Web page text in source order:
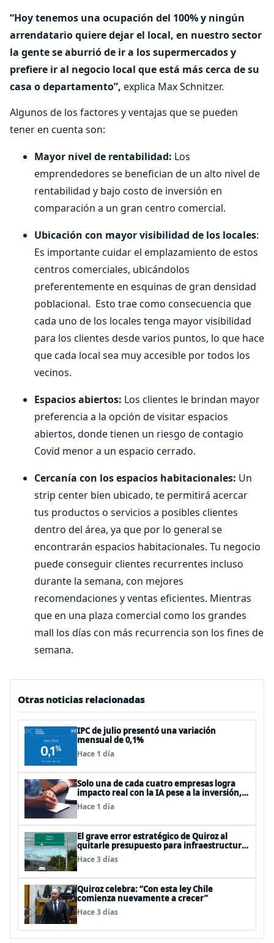
“Hoy tenemos una ocupación del 100% y ningún
arrendatario quiere dejar el local, en nuestro sector
la gente se aburrió de ir a los supermercados y
prefiere ir al negocio local que está más cerca de su
casa o departamento”, explica Max Schnitzer.
Algunos de los factores y ventajas que se pueden
tener en cuenta son:
Mayor nivel de rentabilidad: Los
emprendedores se benefician de un alto nivel de
rentabilidad y bajo costo de inversión en
comparación a un gran centro comercial.
Ubicación con mayor visibilidad de los locales:
Es importante cuidar el emplazamiento de estos
centros comerciales, ubicándolos
preferentemente en esquinas de gran densidad
poblacional. Esto trae como consecuencia que
cada uno de los locales tenga mayor visibilidad
para los clientes desde varios puntos, lo que hace
que cada local sea muy accesible por todos los
vecinos.
Espacios abiertos: Los clientes le brindan mayor
preferencia a la opción de visitar espacios
abiertos, donde tienen un riesgo de contagio
Covid menor a un espacio cerrado.
Cercanía con los espacios habitacionales: Un
strip center bien ubicado, te permitirá acercar
tus productos o servicios a posibles clientes
dentro del área, ya que por lo general se
encontrarán espacios habitacionales. Tu negocio
puede conseguir clientes recurrentes incluso
durante la semana, con mejores
recomendaciones y ventas eficientes. Mientras
que en una plaza comercial como los grandes
mall los días con más recurrencia son los fines de
semana.
Otras noticias relacionadas
IPC de julio presentó una variación
mensual de 0,1%
Hace 1 día
Solo una de cada cuatro empresas logra
impacto real con la IA pese a la inversión,
según el Foro Económico Mundial
Hace 1 día
El grave error estratégico de Quiroz al
quitarle presupuesto para infraestructura
vial del Biobío
Hace 3 días
Quiroz celebra: “Con esta ley Chile
comienza nuevamente a crecer”
Hace 3 días